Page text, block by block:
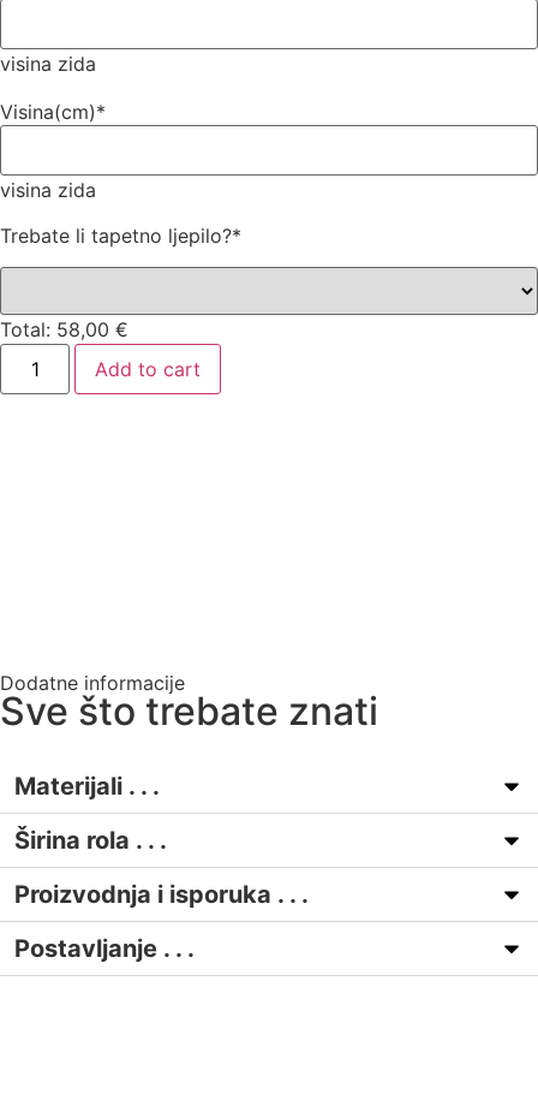
visina zida
Visina(cm)*
visina zida
Trebate li tapetno ljepilo?*
Total: 58,00 €
Add to cart
Dodatne informacije
Sve što trebate znati
Materijali . . .
Širina rola . . .
Proizvodnja i isporuka . . .
Postavljanje . . .